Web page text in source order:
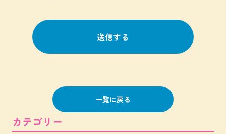
一覧に戻る
カテゴリー